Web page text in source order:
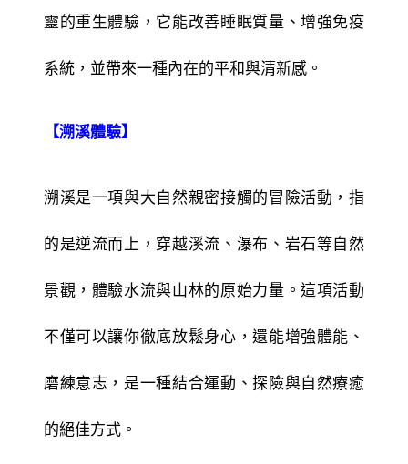
靈的重生體驗，它能改善睡眠質量、增強免疫
系統，並帶來一種內在的平和與清新感。
【溯溪體驗】
溯溪是一項與大自然親密接觸的冒險活動，指
的是逆流而上，穿越溪流、瀑布、岩石等自然
景觀，體驗水流與山林的原始力量。這項活動
不僅可以讓你徹底放鬆身心，還能增強體能、
磨練意志，是一種結合運動、探險與自然療癒
的絕佳方式。